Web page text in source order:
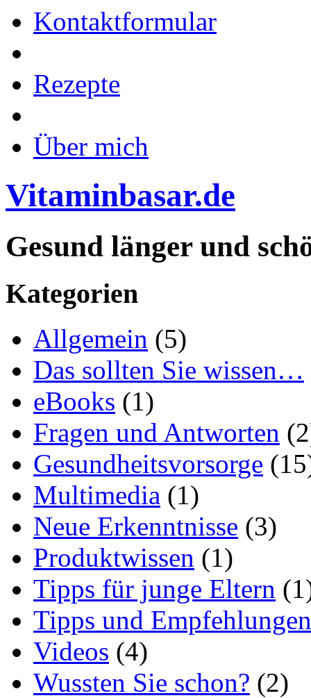
Kontaktformular
Rezepte
Über mich
Vitaminbasar.de
Gesund länger und
Kategorien
Allgemein (5)
Das sollten Sie wissen…
eBooks (1)
Fragen und Antworten
Gesundheitsvorsorge
Multimedia (1)
Neue Erkenntnisse (3)
Produktwissen (1)
Tipps für junge Eltern
Tipps und Empfehlungen
Videos (4)
Wussten Sie schon? (2)